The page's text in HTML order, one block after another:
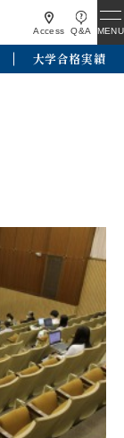
Access Q&A MENU
大学合格実績